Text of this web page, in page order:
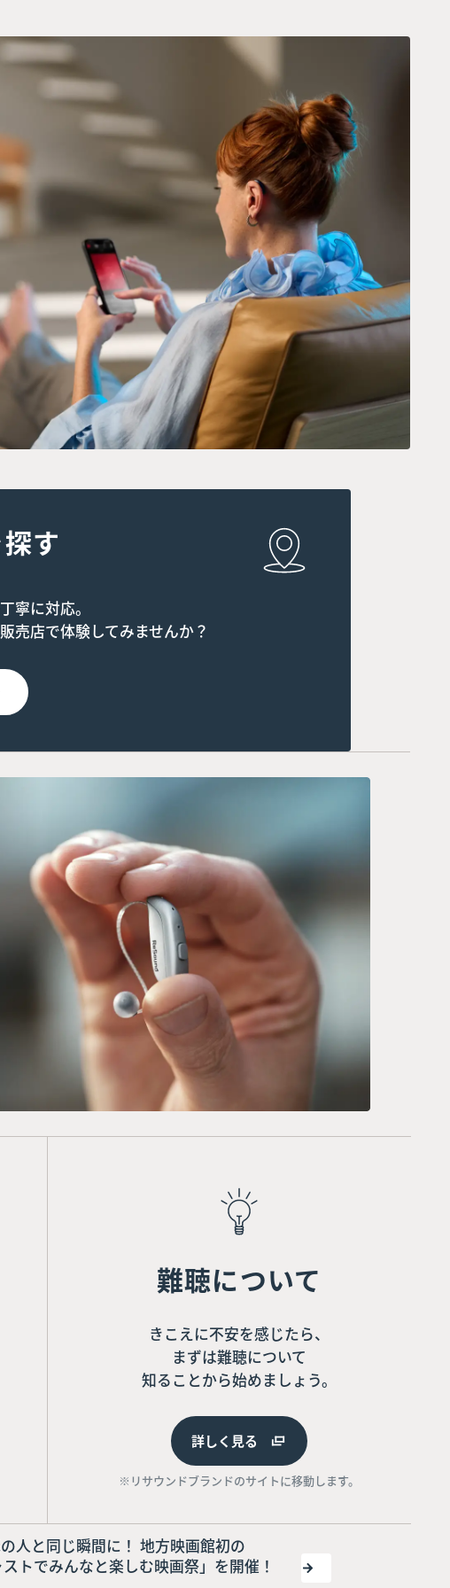
す
寧に対応。
売店で体験してみませんか？
難聴について
きこえに不安を感じたら、
まずは難聴について
知ることから始めましょう。
詳しく見る
※リサウンドブランドのサイトに移動します。
人と同じ瞬間に！ 地方映画館初の
トでみんなと楽しむ映画祭」を開催！